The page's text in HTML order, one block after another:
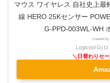
マウス ワイヤレス 自社史上
線 HERO 25Kセンサー
G-PPD-003WL-WH
created by
Logicool G(